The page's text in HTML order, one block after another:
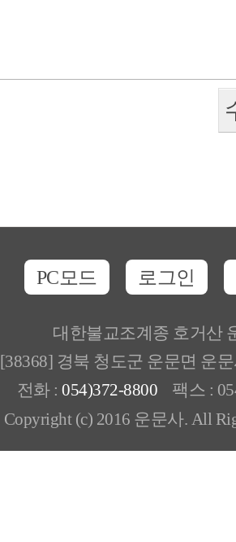
PC모드 로그인
대한불교조계종 호거산
[38368] 경북 청도군 운문면 운
전화 : 054)372-8800 팩스 :
Copyright (c) 2016 운문사. All